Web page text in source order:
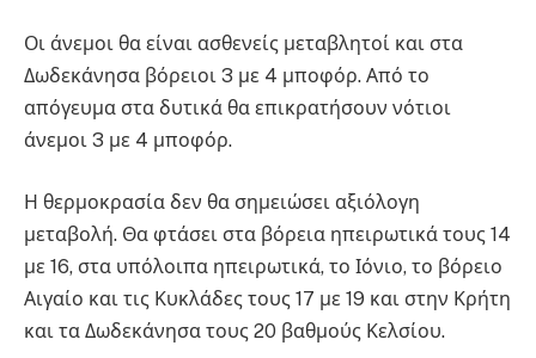
Οι άνεμοι θα είναι ασθενείς μεταβλητοί και στα
Δωδεκάνησα βόρειοι 3 με 4 μποφόρ. Από το
απόγευμα στα δυτικά θα επικρατήσουν νότιοι
άνεμοι 3 με 4 μποφόρ.
Η θερμοκρασία δεν θα σημειώσει αξιόλογη
μεταβολή. Θα φτάσει στα βόρεια ηπειρωτικά τους 14
με 16, στα υπόλοιπα ηπειρωτικά, το Ιόνιο, το βόρειο
Αιγαίο και τις Κυκλάδες τους 17 με 19 και στην Κρήτη
και τα Δωδεκάνησα τους 20 βαθμούς Κελσίου.